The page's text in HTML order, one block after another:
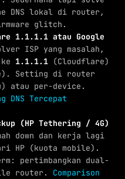
DNS lokal di router,
glitch.
1.1.1.1 atau Google
ISP yang masalah,
1.1.1.1 (Cloudflare)
Setting di router
atau per-device.
DNS Tercepat
(HP Tethering / 4G)
down dan kerja lagi
HP (kuota mobile).
pertimbangkan dual-
router. Comparison